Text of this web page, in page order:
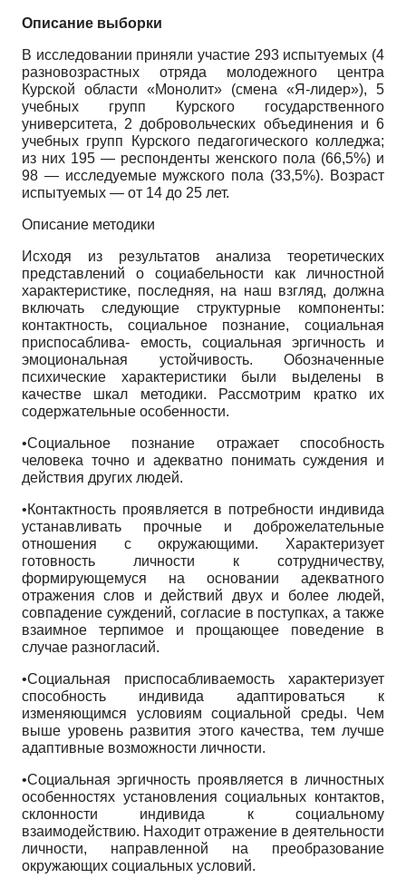
Описание выборки
В исследовании приняли участие 293 испытуемых (4
разновозрастных отряда молодежного центра
Курской области «Монолит» (смена «Я-лидер»), 5
учебных групп Курского государственного
университета, 2 добровольческих объединения и 6
учебных групп Курского педагогического колледжа;
из них 195 — респонденты женского пола (66,5%) и
98 — исследуемые мужского пола (33,5%). Возраст
испытуемых — от 14 до 25 лет.
Описание методики
Исходя из результатов анализа теоретических
представлений о социабельности как личностной
характеристике, последняя, на наш взгляд, должна
включать следующие структурные компоненты:
контактность, социальное познание, социальная
приспосаблива- емость, социальная эргичность и
эмоциональная устойчивость. Обозначенные
психические характеристики были выделены в
качестве шкал методики. Рассмотрим кратко их
содержательные особенности.
•Социальное познание отражает способность
человека точно и адекватно понимать суждения и
действия других людей.
•Контактность проявляется в потребности индивида
устанавливать прочные и доброжелательные
отношения с окружающими. Характеризует
готовность личности к сотрудничеству,
формирующемуся на основании адекватного
отражения слов и действий двух и более людей,
совпадение суждений, согласие в поступках, а также
взаимное терпимое и прощающее поведение в
случае разногласий.
•Социальная приспосабливаемость характеризует
способность индивида адаптироваться к
изменяющимся условиям социальной среды. Чем
выше уровень развития этого качества, тем лучше
адаптивные возможности личности.
•Социальная эргичность проявляется в личностных
особенностях установления социальных контактов,
склонности индивида к социальному
взаимодействию. Находит отражение в деятельности
личности, направленной на преобразование
окружающих социальных условий.